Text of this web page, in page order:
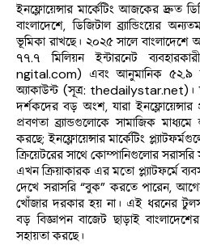
ইনফ্লোয়েন্সার মার্কেটিং আজকের দ্রুত
বাংলাদেশে, ডিজিটাল ব্র্যান্ডিংয়ের
ভূমিকা রাখছে। ২০২৫ সালে বাংলাদেশে
৭৭.৭ মিলিয়ন ইন্টারনেট
ngital.com) এবং আনুমানিক ৫২.৯
অ্যাকাউন্ট (সূত্র: thedailystar.net)।
দর্শকদের বড় অংশ, যারা ইনফ্লোয়েন্সার
প্রবণতা ব্র্যান্ডগুলোকে সামাজিক
করছে; ইনফ্লোয়েন্সার মার্কেটিং
ক্রিয়েটরের সাথে কোম্পানিগুলোর
এখন ক্রিয়াকারক এর মতো প্ল্যাটফর্মে
দেখে সরাসরি “বুক” করতে পারেন,
খোঁজার দরকার হয় না। এই ধরনের
বড় বিজ্ঞাপন বাজেট ছাড়াই
সহায়তা করছে।